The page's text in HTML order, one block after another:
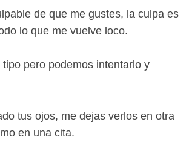
de que me gustes, la culpa es
lo que me vuelve loco.
pero podemos intentarlo y
tus ojos, me dejas verlos en otra
en una cita.